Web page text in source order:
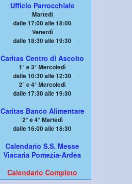
Ufficio Parrocchiale
Martedì
dalle 17:00 alle 18:00
Venerdì
dalle 18:30 alle 19:30
Caritas Centro di Ascolto
1° e 3° Mercoledì
dalle 10:30 alle 12:30
2° e 4° Mercoledì
dalle 17:30 alle 19:30
Caritas Banco Alimentare
2° e 4° Martedì
dalle 16:00 alle 18:30
Calendario S.S. Messe
Viacaria Pomezia-Ardea
Calendario Completo